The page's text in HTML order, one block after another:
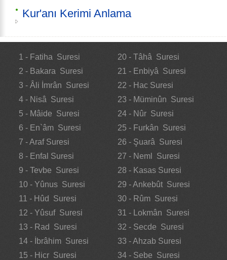
Kur'anı Kerimi Anlama
1 - Fatiha Suresi
2 - Bakara Suresi
3 - Âli İmrân Suresi
4 - Nisâ Suresi
5 - Mâide Suresi
6 - En`âm Suresi
7 - Araf Suresi
8 - Enfal Suresi
9 - Tevbe Suresi
10 - Yûnus Suresi
11 - Hûd Suresi
12 - Yûsuf Suresi
13 - Rad Suresi
14 - İbrâhim Suresi
15 - Hicr Suresi
20 - Tâhâ Suresi
21 - Enbiyâ Suresi
22 - Hac Suresi
23 - Müminûn Suresi
24 - Nûr Suresi
25 - Furkân Suresi
26 - Şuarâ Suresi
27 - Neml Suresi
28 - Kasas Suresi
29 - Ankebût Suresi
30 - Rûm Suresi
31 - Lokmân Suresi
32 - Secde Suresi
33 - Ahzab Suresi
34 - Sebe Suresi